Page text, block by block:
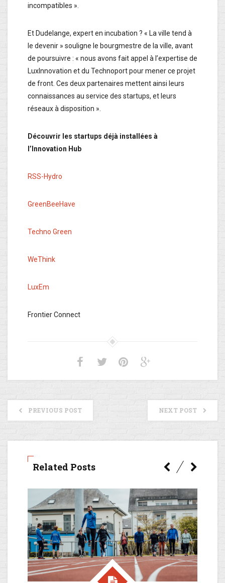
incompatibles ».
Et Dudelange, expert en incubation ? « La ville tend à
le devenir » souligne le bourgmestre de la ville, avant
de poursuivre : « nous avons fait appel à l’expertise de
LuxInnovation et du Technoport pour mener ce projet
de front. Ces deux partenaires mettent ainsi leurs
connaissances au service des startups, et leurs
réseaux à disposition ».
Découvrir les startups déjà installées à
l’Innovation Hub
RSS-Hydro
GreenBeeHave
Techno Green
WeThink
LuxEm
Frontier Connect
PREVIOUS POST NEXT POST
Related Posts